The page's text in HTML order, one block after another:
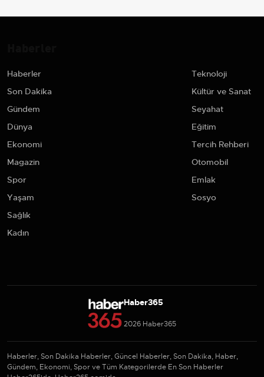
Haberler
Son Dakika
Gündem
Dünya
Ekonomi
Magazin
Spor
Yaşam
Sağlık
Kadın
Teknoloji
Kültür ve Sanat
Seyahat
Eğitim
Tercih Rehberi
Otomobil
Emlak
Sosyo
Haber365
2026 Haber365
Haberler, Son Dakika Haberler, Güncel Haberler, Son Dakika, Haber,
Gündem, Ekonomi, Spor ve Tüm Kategorilerde En Son Haberler